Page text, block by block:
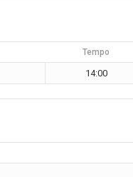
Tempo
14:00